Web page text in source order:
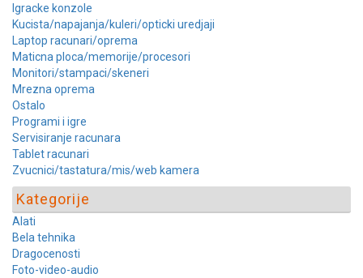
Igracke konzole
Kucista/napajanja/kuleri/opticki uredjaji
Laptop racunari/oprema
Maticna ploca/memorije/procesori
Monitori/stampaci/skeneri
Mrezna oprema
Ostalo
Programi i igre
Servisiranje racunara
Tablet racunari
Zvucnici/tastatura/mis/web kamera
Kategorije
Alati
Bela tehnika
Dragocenosti
Foto-video-audio